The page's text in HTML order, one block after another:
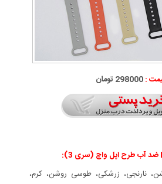
:298000 تومان
نارنجی، زرشکی، طوسی روشن، کرم،